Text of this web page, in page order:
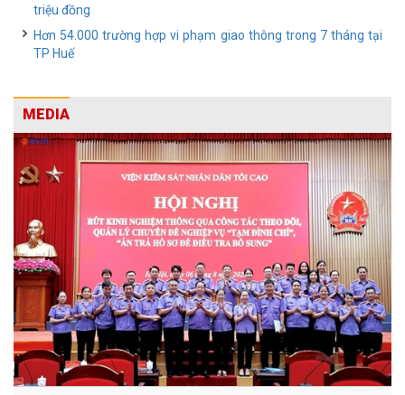
triệu đồng
Hơn 54.000 trường hợp vi phạm giao thông trong 7 tháng tại
TP Huế
MEDIA